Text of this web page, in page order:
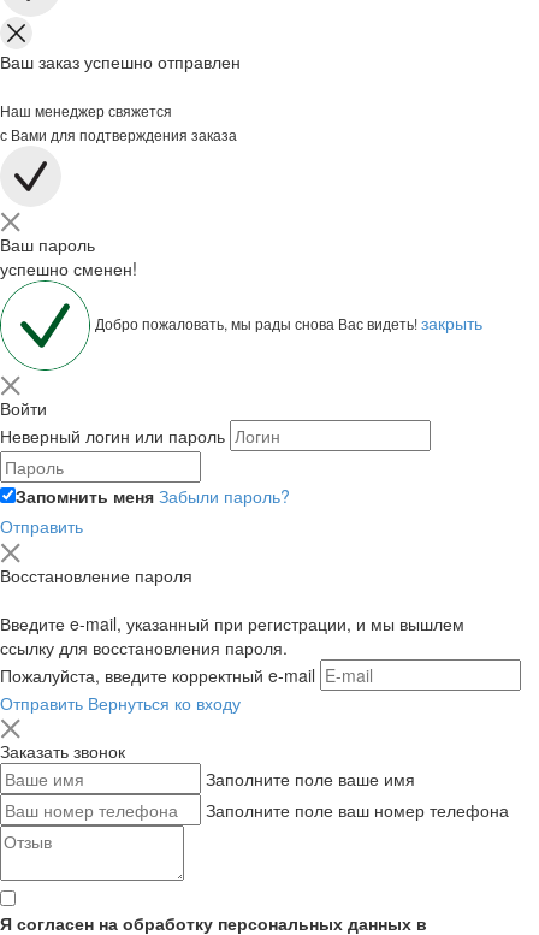
Ваш заказ успешно отправлен
Наш менеджер свяжется
с Вами для подтверждения заказа
Ваш пароль
успешно сменен!
Добро пожаловать, мы рады снова Вас видеть!закрыть
Войти
Неверный логин или пароль
Запомнить меня Забыли пароль?
Отправить
Восстановление пароля
Введите e-mail, указанный при регистрации, и мы вышлем
ссылку для восстановления пароля.
Пожалуйста, введите корректный e-mail
Отправить Вернуться ко входу
Заказать звонок
Заполните поле ваше имя
Заполните поле ваш номер телефона
Я согласен на обработку персональных данных в